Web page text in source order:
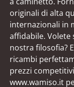
originali di alta
internazionali in
affidabile. Volete
nostra filosofia?
ricambi
prezzi
www.wamiso.it